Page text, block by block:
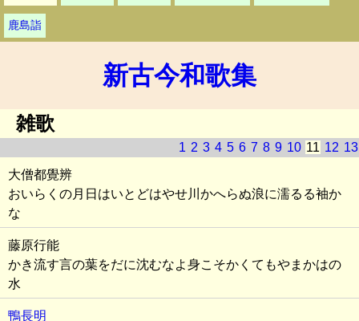
鹿島詣
新古今和歌集
雑歌
1 2 3 4 5 6 7 8 9 10 11 12 13
大僧都覺辨
おいらくの月日はいとどはやせ川かへらぬ浪に濡るる袖か
な
藤原行能
かき流す言の葉をだに沈むなよ身こそかくてもやまかはの
水
鴨長明